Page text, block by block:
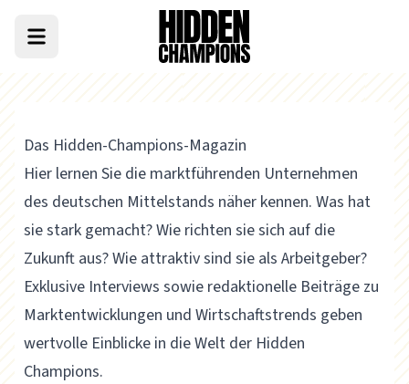
Das Hidden-Champions-Magazin
Hier lernen Sie die marktführenden Unternehmen
des deutschen Mittelstands näher kennen. Was hat
sie stark gemacht? Wie richten sie sich auf die
Zukunft aus? Wie attraktiv sind sie als Arbeitgeber?
Exklusive Interviews sowie redaktionelle Beiträge zu
Marktentwicklungen und Wirtschaftstrends geben
wertvolle Einblicke in die Welt der Hidden
Champions.